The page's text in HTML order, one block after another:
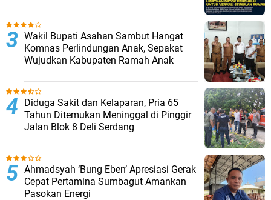
Wakil Bupati Asahan Sambut Hangat
Komnas Perlindungan Anak, Sepakat
Wujudkan Kabupaten Ramah Anak
Diduga Sakit dan Kelaparan, Pria 65
Tahun Ditemukan Meninggal di Pinggir
Jalan Blok 8 Deli Serdang
Ahmadsyah ‘Bung Eben’ Apresiasi Gerak
Cepat Pertamina Sumbagut Amankan
Pasokan Energi